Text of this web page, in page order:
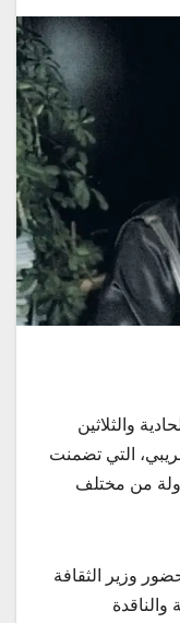
والثلاثين
التي تضمنت
مسرحيًا، بحضور وفود 19 دولة من مختلف
وزير الثقافة
والناقدة